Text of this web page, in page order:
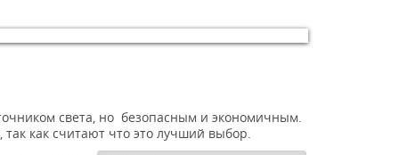
света, но безопасным и экономичным.
как считают что это лучший выбор.